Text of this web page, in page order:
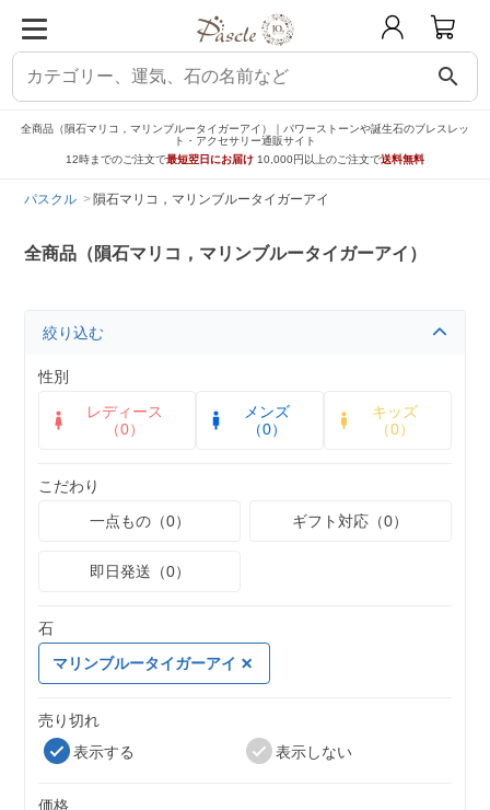
search
全商品（隕石マリコ，マリンブルータイガーアイ）｜パワーストーンや誕生石のブレスレッ
ト・アクセサリー通販サイト
12時までのご注文で最短翌日にお届け 10,000円以上のご注文で送料無料
パスクル 隕石マリコ，マリンブルータイガーアイ
全商品（隕石マリコ，マリンブルータイガーアイ）
絞り込む
性別
レディース
（0）
メンズ
（0）
キッズ
（0）
こだわり
一点もの（0）
ギフト対応（0）
即日発送（0）
石
マリンブルータイガーアイ
売り切れ
表示する
表示しない
価格